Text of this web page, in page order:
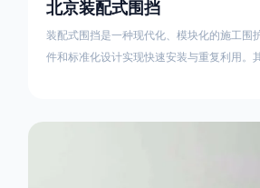
北京装配式围挡
装配式围挡是一种现代化、模块化的施工围
件和标准化设计实现快速安装与重复利用。
撑、横撑加强筋等部件增强整体稳定性立柱